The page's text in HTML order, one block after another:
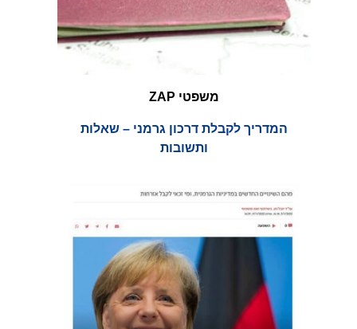
משפטי ZAP
המדריך לקבלת דרכון גרמני – שאלות
ותשובות